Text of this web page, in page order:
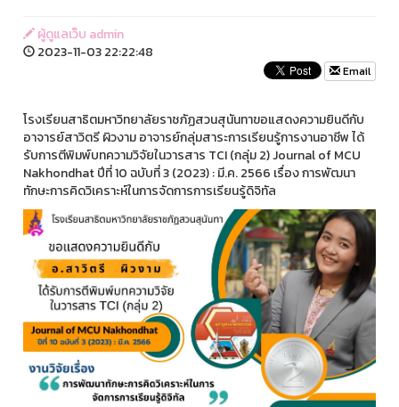
ผู้ดูแลเว็บ admin
2023-11-03 22:22:48
Email
โรงเรียนสาธิตมหาวิทยาลัยราชภัฏสวนสุนันทาขอแสดงความยินดีกับ
อาจารย์สาวิตรี ผิวงาม อาจารย์กลุ่มสาระการเรียนรู้การงานอาชีพ ได้
รับการตีพิมพ์บทความวิจัยในวารสาร TCI (กลุ่ม 2) Journal of MCU
Nakhondhat ปีที่ 10 ฉบับที่ 3 (2023) : มี.ค. 2566 เรื่อง การพัฒนา
ทักษะการคิดวิเคราะห์ในการจัดการการเรียนรู้ดิจิทัล